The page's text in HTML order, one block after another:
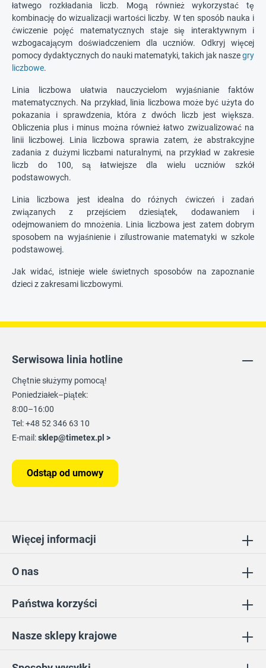
łatwego rozkładania liczb. Mogą również wykorzystać tę
kombinację do wizualizacji wartości liczby. W ten sposób nauka i
ćwiczenie pojęć matematycznych staje się interaktywnym i
wzbogacającym doświadczeniem dla uczniów. Odkryj więcej
pomocy dydaktycznych do nauki matematyki, takich jak naszegry
liczbowe.
Linia liczbowa ułatwia nauczycielom wyjaśnianie faktów
matematycznych. Na przykład, linia liczbowa może być użyta do
pokazania i sprawdzenia, która z dwóch liczb jest większa.
Obliczenia plus i minus można również łatwo zwizualizować na
linii liczbowej. Linia liczbowa sprawia zatem, że abstrakcyjne
zadania z dużymi liczbami naturalnymi, na przykład w zakresie
liczb do 100, są łatwiejsze dla wielu uczniów szkół
podstawowych.
Linia liczbowa jest idealna do różnych ćwiczeń i zadań
związanych z przejściem dziesiątek, dodawaniem i
odejmowaniem do mnożenia. Linia liczbowa jest zatem dobrym
sposobem na wyjaśnienie i zilustrowanie matematyki w szkole
podstawowej.
Jak widać, istnieje wiele świetnych sposobów na zapoznanie
dzieci z zakresami liczbowymi.
Państwa korzyści
Nasze sklepy krajowe
O nas
Serwisowa linia hotline
Chętnie służymy pomocą!
Poniedziałek–piątek:
8:00–16:00
Tel: +48 52 346 63 10
E-mail:sklep@timetex.pl >
Odstąp od umowy
Więcej informacji